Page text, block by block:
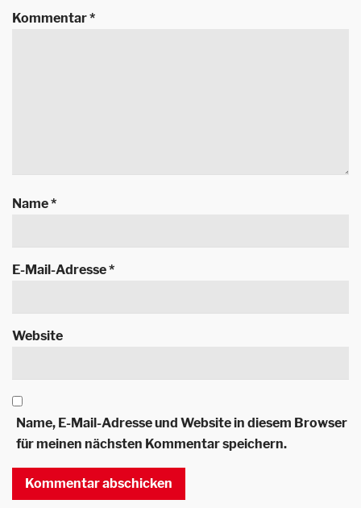
Kommentar*
Name*
E-Mail-Adresse*
Website
Name, E-Mail-Adresse und Website in diesem Browser
für meinen nächsten Kommentar speichern.